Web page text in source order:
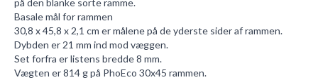
på den blanke sorte ramme.
Basale mål for rammen
30,8 x 45,8 x 2,1 cm er målene på de yderste sider af rammen.
Dybden er 21 mm ind mod væggen.
Set forfra er listens bredde 8 mm.
Vægten er 814 g på PhoEco 30x45 rammen.